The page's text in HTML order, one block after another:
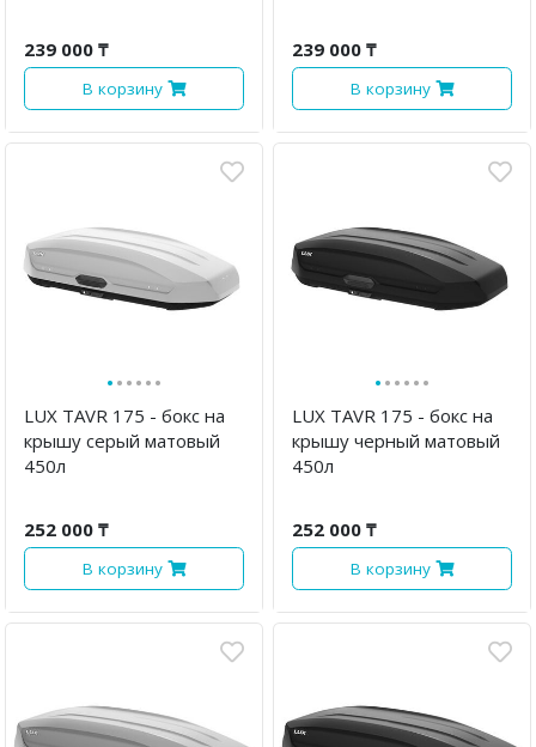
239 000 ₸
В корзину
239 000 ₸
В корзину
······
LUX TAVR 175 - бокс на
крышу серый матовый
450л
252 000 ₸
В корзину
······
LUX TAVR 175 - бокс на
крышу черный матовый
450л
252 000 ₸
В корзину